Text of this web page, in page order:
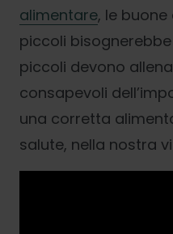
alimentare, le
piccoli
piccoli devono
consapevoli
una corretta
salute, nella nostra